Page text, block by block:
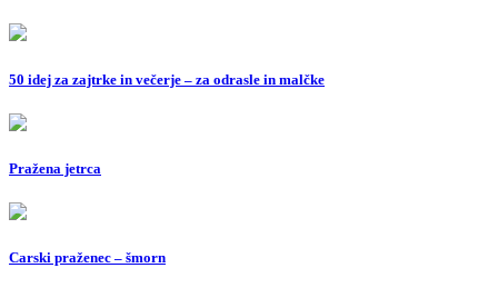
50 idej za zajtrke in večerje – za odrasle in malčke
Pražena jetrca
Carski praženec – šmorn